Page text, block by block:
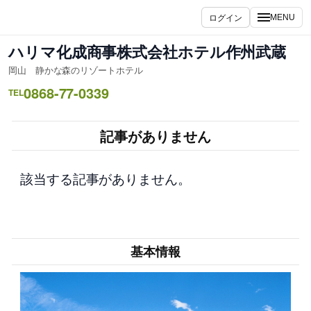
ス
キ
ッ
ログイン MENU
ハリマ化成商事株式会社ホテル作州武蔵
岡山 静かな森のリゾートホテル
TEL0868-77-0339
記事がありません
該当する記事がありません。
基本情報